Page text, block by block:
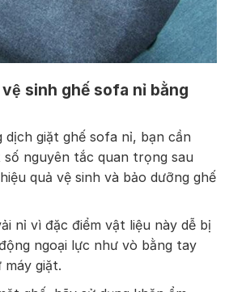
sinh ghế sofa nỉ bằng
dịch giặt ghế sofa nỉ, bạn cần
số nguyên tắc quan trọng sau
quả vệ sinh và bảo dưỡng ghế
nỉ vì đặc điểm vật liệu này dễ bị
ngoại lực như vò bằng tay
giặt.